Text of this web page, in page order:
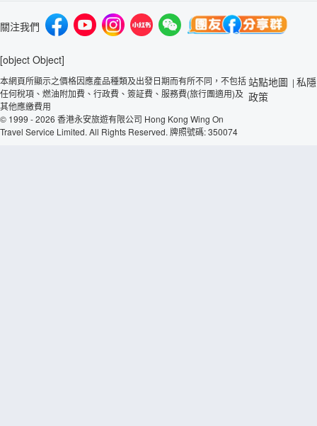
關注我們
[object Object]
本網頁所顯示之價格因應產品種類及出發日期而有所不同，不包括
任何稅項、燃油附加費、行政費、簽証費、服務費(旅行團適用)及
其他應繳費用
© 1999 - 2026 香港永安旅遊有限公司 Hong Kong Wing On
Travel Service Limited. All Rights Reserved. 牌照號碼: 350074
站點地圖 | 私隱
政策